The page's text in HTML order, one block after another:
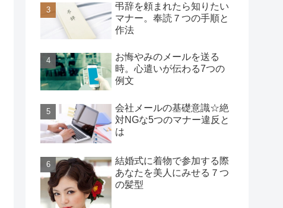
弔辞を頼まれたら知りたい
マナー。奉読７つの手順と
作法
お悔やみのメールを送る
時。心遣いが伝わる7つの
例文
会社メールの基礎意識☆絶
対NGな5つのマナー違反と
は
結婚式に着物で参加する際
あなたを美人にみせる７つ
の髪型